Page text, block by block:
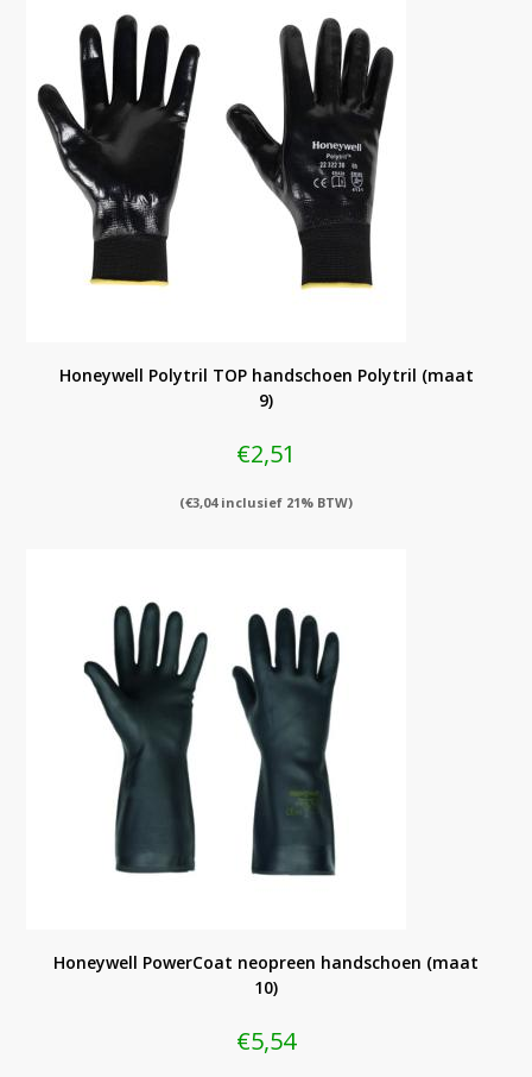
Honeywell Polytril TOP handschoen Polytril (maat
9)
€2,51
(€3,04inclusief 21% BTW)
Honeywell PowerCoat neopreen handschoen (maat
10)
€5,54